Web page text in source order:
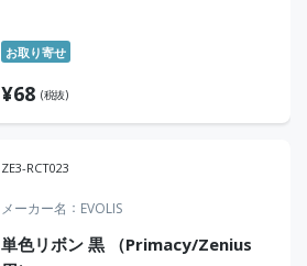
お取り寄せ
¥68 (税抜)
ZE3-RCT023
メーカー名 EVOLIS
単色リボン 黒 （Primacy/Zenius